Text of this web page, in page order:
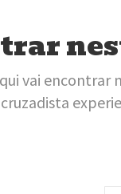
vai encontrar